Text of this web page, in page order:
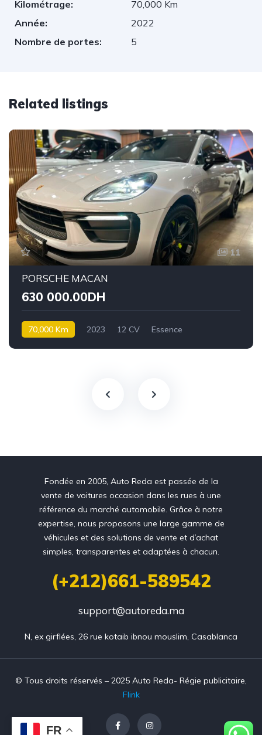
Kilométrage:
70,000 Km
Année:
2022
Nombre de portes:
5
Related listings
11
PORSCHE MACAN
630 000.00DH
70,000 Km 2023 12 CV Essence
Fondée en 2005, Auto Reda est passée de la
vente de voitures occasion dans les rues à une
référence du marché automobile. Grâce à notre
expertise, nous proposons une large gamme de
véhicules et des solutions de vente et d’achat
simples, transparentes et adaptées à chacun.
(+212)661-589542
support@autoreda.ma
N, ex girflées, 26 rue kotaib ibnou mouslim, Casablanca
© Tous droits réservés – 2025 Auto Reda- Régie publicitaire,
Flink
FR